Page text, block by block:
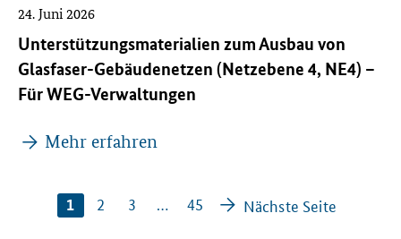
Unterstützungsmaterialien zum Ausbau von
Glasfaser-Gebäudenetzen (Netzebene 4, NE4) –
Für WEG-Verwaltungen
24. Juni 2026
Mehr erfahren
1 2 3 … 45 Nächste Seite